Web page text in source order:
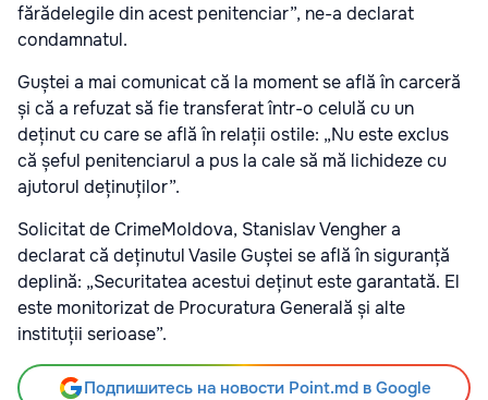
fărădelegile din acest penitenciar”, ne-a declarat
condamnatul.
Guștei a mai comunicat că la moment se află în carceră
și că a refuzat să fie transferat într-o celulă cu un
deținut cu care se află în relații ostile: „Nu este exclus
că șeful penitenciarul a pus la cale să mă lichideze cu
ajutorul deținuților”.
Solicitat de CrimeMoldova, Stanislav Vengher a
declarat că deținutul Vasile Guștei se află în siguranță
deplină: „Securitatea acestui deținut este garantată. El
este monitorizat de Procuratura Generală și alte
instituții serioase”.
Подпишитесь на новости Point.md в Google